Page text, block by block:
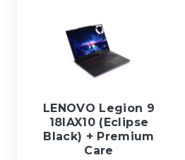
LENOVO Legion 9
18IAX10 (Eclipse
Black) + Premium
Care